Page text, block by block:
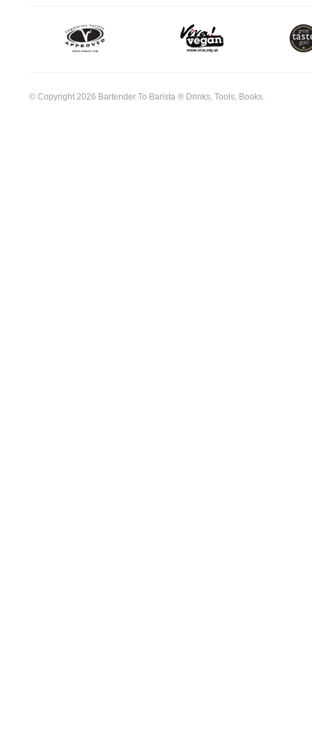
© Copyright 2026 Bartender To Barista ® Drinks, Tools, Books.